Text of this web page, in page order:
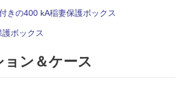
きの400 kA稲妻保護ボックス
ボックス
ョン＆ケース